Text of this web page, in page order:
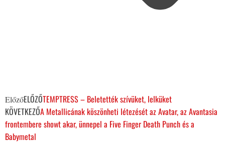
ElőzőELŐZŐTEMPTRESS – Beletették szívüket, lelküket
KÖVETKEZŐA Metallicának köszönheti létezését az Avatar, az Avantasia
frontembere showt akar, ünnepel a Five Finger Death Punch és a
Babymetal